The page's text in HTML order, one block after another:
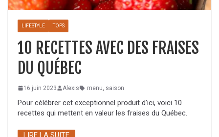
LIFESTYLE TOPS
10 RECETTES AVEC DES FRAISES
DU QUÉBEC
16 juin 2023 Alexis menu, saison
Pour célébrer cet exceptionnel produit d’ici, voici 10
recettes qui mettent en valeur les fraises du Québec.
LIRE LA SUITE